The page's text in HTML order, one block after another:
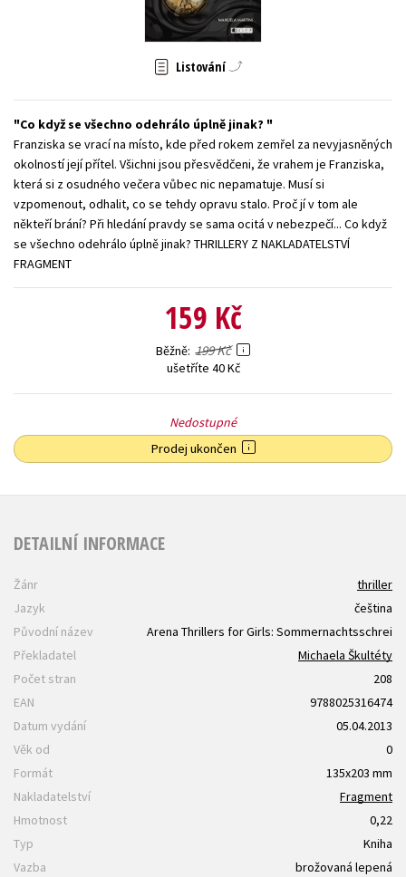
Zahraniční literatura
Všechny tituly
Listování
Co když se všechno odehrálo úplně jinak?
Franziska se vrací na místo, kde před rokem zemřel za nevyjasněných
okolností její přítel. Všichni jsou přesvědčeni, že vrahem je Franziska,
která si z osudného večera vůbec nic nepamatuje. Musí si
vzpomenout, odhalit, co se tehdy opravu stalo. Proč jí v tom ale
někteří brání? Při hledání pravdy se sama ocitá v nebezpečí... Co když
se všechno odehrálo úplně jinak? THRILLERY Z NAKLADATELSTVÍ
FRAGMENT
159 Kč
Běžně 199 Kč
ušetříte 40 Kč
Nedostupné
Prodej ukončen
DETAILNÍ INFORMACE
Žánr
thriller
Jazyk
čeština
Původní název
Arena Thrillers for Girls: Sommernachtsschrei
Překladatel
Michaela Škultéty
Počet stran
208
EAN
9788025316474
Datum vydání
05.04.2013
Věk od
0
Formát
135x203 mm
Nakladatelství
Fragment
Hmotnost
0,22
Typ
Kniha
Vazba
brožovaná lepená